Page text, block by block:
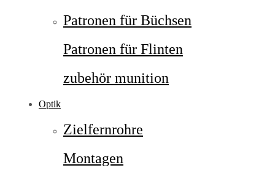
Patronen für Büchsen
Patronen für Flinten
zubehör munition
Optik
Zielfernrohre
Montagen